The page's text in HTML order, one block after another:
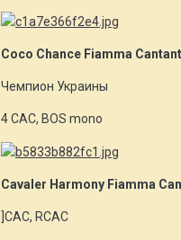
Coco Chance Fiamma
Чемпион Украины
4 САС, BOS mono
Cavaler Harmony Fiamma
]CAC, RCAC